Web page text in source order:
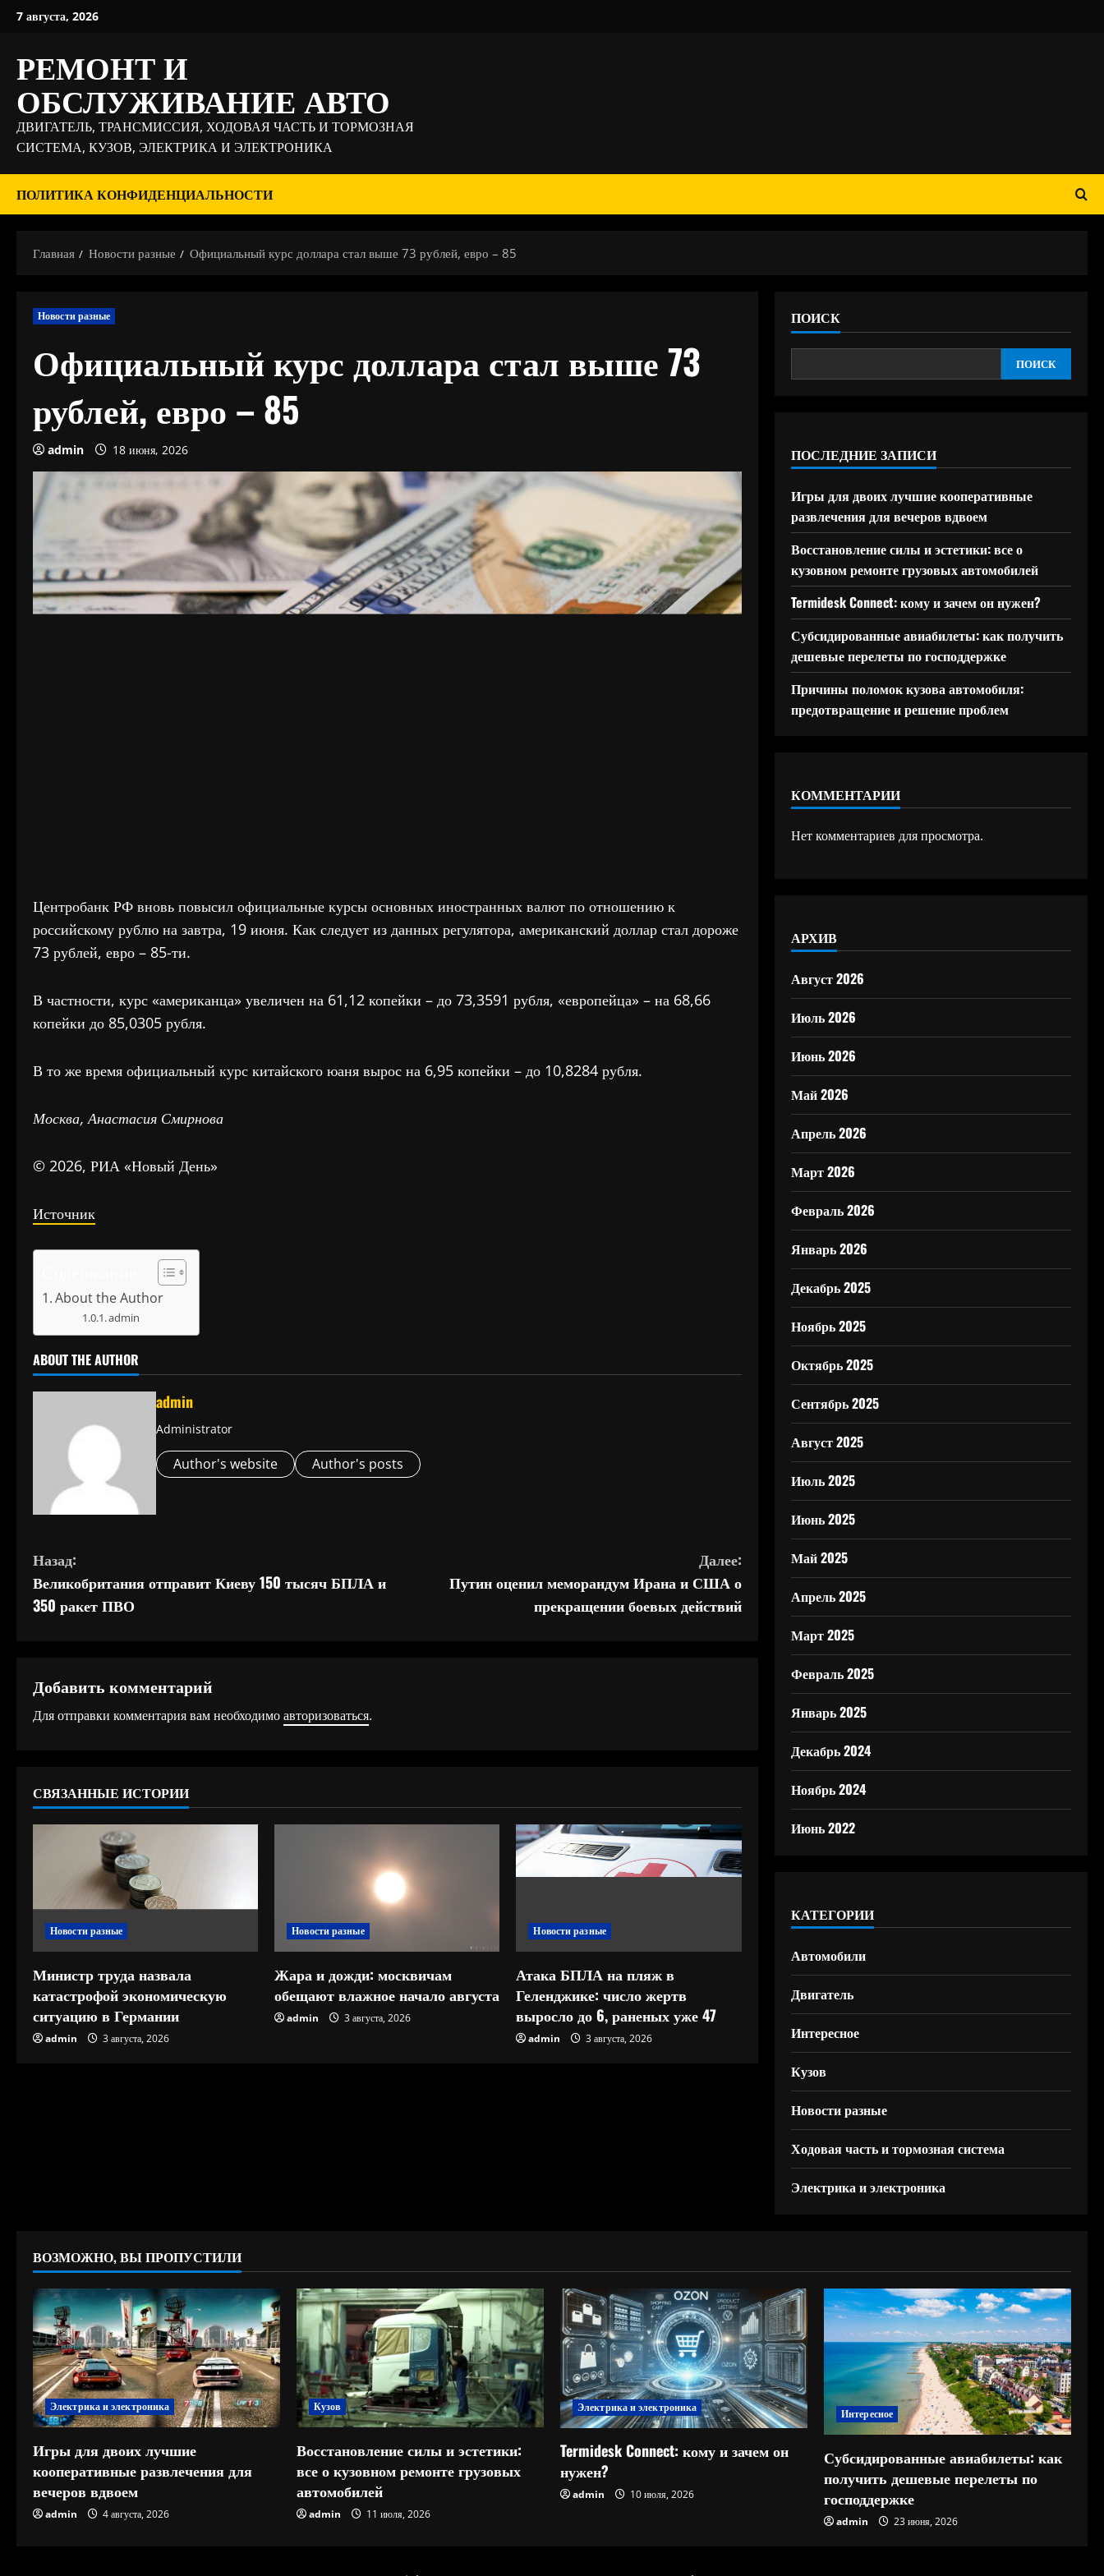
Перейти
7 августа, 2026
РЕМОНТ И
ОБСЛУЖИВАНИЕ АВТО
ДВИГАТЕЛЬ, ТРАНСМИССИЯ, ХОДОВАЯ ЧАСТЬ И ТОРМОЗНАЯ
СИСТЕМА, КУЗОВ, ЭЛЕКТРИКА И ЭЛЕКТРОНИКА
ПОЛИТИКА КОНФИДЕНЦИАЛЬНОСТИ
Главная Новости разные Официальный курс доллара стал выше 73 рублей, евро – 85
Новости разные
Официальный курс доллара стал выше 73
рублей, евро – 85
admin 18 июня, 2026
Центробанк РФ вновь повысил официальные курсы основных иностранных валют по отношению к
российскому рублю на завтра, 19 июня. Как следует из данных регулятора, американский доллар стал дороже
73 рублей, евро – 85-ти.
В частности, курс «американца» увеличен на 61,12 копейки – до 73,3591 рубля, «европейца» – на 68,66
копейки до 85,0305 рубля.
В то же время официальный курс китайского юаня вырос на 6,95 копейки – до 10,8284 рубля.
Москва, Анастасия Смирнова
© 2026, РИА «Новый День»
Источник
About the Author
admin
ABOUT THE AUTHOR
admin
Administrator
Author's website Author's posts
П
р
о
и
ч
т
е
н
и
Назад:
Великобритания отправит Киеву 150 тысяч БПЛА и
350 ракет ПВО
Далее:
Путин оценил меморандум Ирана и США о
прекращении боевых действий
Добавить комментарий
Для отправки комментария вам необходимоавторизоваться.
СВЯЗАННЫЕ ИСТОРИИ
Новости разные
Министр труда назвала
катастрофой экономическую
ситуацию в Германии
admin 3 августа, 2026
Новости разные
Жара и дожди: москвичам
обещают влажное начало августа
admin 3 августа, 2026
Новости разные
Атака БПЛА на пляж в
Геленджике: число жертв
выросло до 6, раненых уже 47
admin 3 августа, 2026
ПОИСК
ПОИСК
ПОСЛЕДНИЕ ЗАПИСИ
Игры для двоих лучшие кооперативные
развлечения для вечеров вдвоем
Восстановление силы и эстетики: все о
кузовном ремонте грузовых автомобилей
Termidesk Connect: кому и зачем он нужен?
Субсидированные авиабилеты: как получить
дешевые перелеты по господдержке
Причины поломок кузова автомобиля:
предотвращение и решение проблем
КОММЕНТАРИИ
Нет комментариев для просмотра.
АРХИВ
Август 2026
Июль 2026
Июнь 2026
Май 2026
Апрель 2026
Март 2026
Февраль 2026
Январь 2026
Декабрь 2025
Ноябрь 2025
Октябрь 2025
Сентябрь 2025
Август 2025
Июль 2025
Июнь 2025
Май 2025
Апрель 2025
Март 2025
Февраль 2025
Январь 2025
Декабрь 2024
Ноябрь 2024
Июнь 2022
КАТЕГОРИИ
Автомобили
Двигатель
Интересное
Кузов
Новости разные
Ходовая часть и тормозная система
Электрика и электроника
ВОЗМОЖНО, ВЫ ПРОПУСТИЛИ
Электрика и электроника
Игры для двоих лучшие
кооперативные развлечения для
вечеров вдвоем
admin 4 августа, 2026
Кузов
Восстановление силы и эстетики:
все о кузовном ремонте грузовых
автомобилей
admin 11 июля, 2026
Электрика и электроника
Termidesk Connect: кому и зачем он
нужен?
admin 10 июля, 2026
Интересное
Субсидированные авиабилеты: как
получить дешевые перелеты по
господдержке
admin 23 июня, 2026